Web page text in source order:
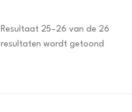
Resultaat 25–26 van de 26
resultaten wordt getoond